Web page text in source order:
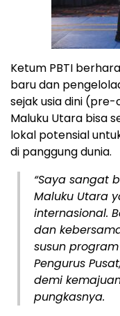
Ketum PBTI
baru dan
sejak usia dini
Maluku Utara bisa
lokal potensial
di panggung dunia.
“Saya sangat
Maluku Utara
internasional.
dan
susun
Pengurus
demi
pungkasnya.